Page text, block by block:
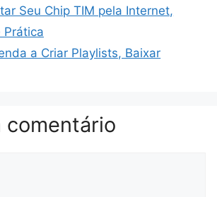
Seu Chip TIM pela Internet,
Prática
a Criar Playlists, Baixar
comentário